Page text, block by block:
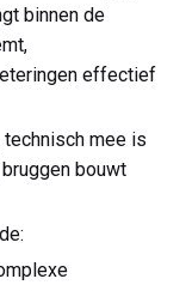
binnen de
effectief
mee is
bouwt